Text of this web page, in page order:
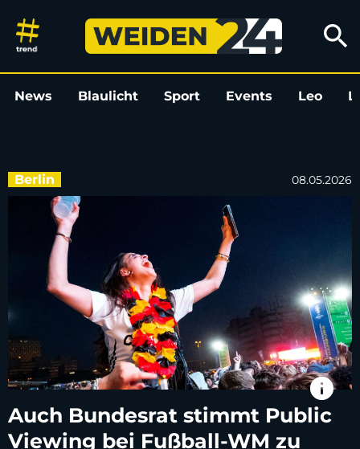
Auch Bundesrat stimmt
search
News Blaulicht Sport Events Leo
Berlin 08.05.2026
info
Auch Bundesrat stimmt Public
Viewing bei Fußball-WM zu